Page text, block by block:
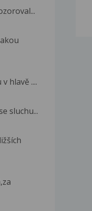
hlavě ....
sluchu...